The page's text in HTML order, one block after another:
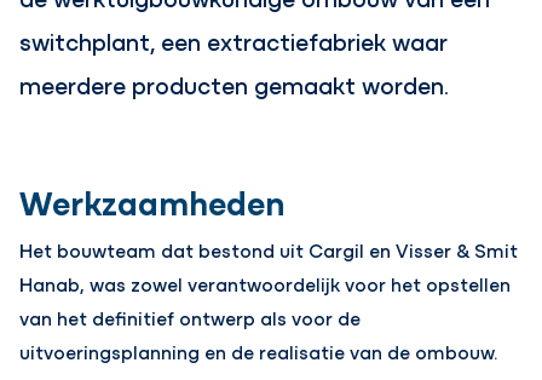
switchplant, een extractiefabriek waar
meerdere producten gemaakt worden.
Werkzaamheden
Het bouwteam dat bestond uit Cargil en Visser & Smit
Hanab, was zowel verantwoordelijk voor het opstellen
van het definitief ontwerp als voor de
uitvoeringsplanning en de realisatie van de ombouw.